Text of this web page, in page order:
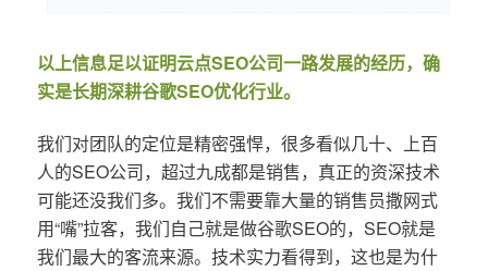
以上信息足以证明云点SEO公司一路发展的经历，确
实是长期深耕谷歌SEO优化行业。
我们对团队的定位是精密强悍，很多看似几十、上百
人的SEO公司，超过九成都是销售，真正的资深技术
可能还没我们多。我们不需要靠大量的销售员撒网式
用“嘴”拉客，我们自己就是做谷歌SEO的，SEO就是
我们最大的客流来源。技术实力看得到，这也是为什